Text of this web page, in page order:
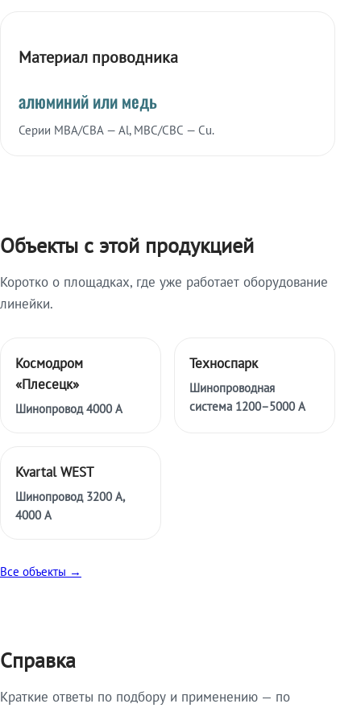
Материал проводника
алюминий или медь
Серии МВА/СВА — Al, МВС/СВС — Cu.
Объекты с этой продукцией
Коротко о площадках, где уже работает оборудование
линейки.
Космодром
«Плесецк»
Шинопровод 4000 А
Техноспарк
Шинопроводная
система 1200–5000 А
Kvartal WEST
Шинопровод 3200 А,
4000 А
Все объекты →
Справка
Краткие ответы по подбору и применению — по